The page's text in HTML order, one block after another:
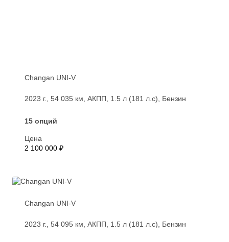
Changan UNI-V
2023 г., 54 035 км, АКПП, 1.5 л (181 л.с), Бензин
15 опций
Цена
2 100 000 ₽
Changan UNI-V
2023 г., 54 095 км, АКПП, 1.5 л (181 л.с), Бензин